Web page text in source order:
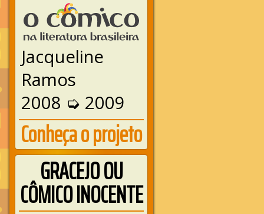
Jacqueline
Ramos
2008 ➭ 2009
Conheça o projeto
GRACEJO OU
CÔMICO INOCENTE